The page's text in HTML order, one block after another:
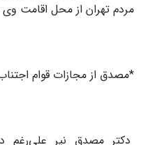
مردم تهران از محل اقامت
*مصدق از مجازات قوام
دکتر مصدق نیر علی‌رغم